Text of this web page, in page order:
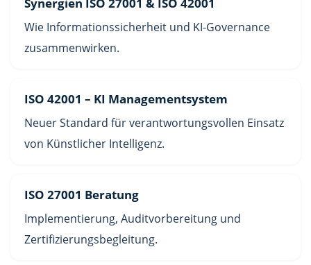
Wie Informationssicherheit und KI-Governance
zusammenwirken.
ISO 42001 – KI Managementsystem
Neuer Standard für verantwortungsvollen Einsatz
von Künstlicher Intelligenz.
ISO 27001 Beratung
Implementierung, Auditvorbereitung und
Zertifizierungsbegleitung.